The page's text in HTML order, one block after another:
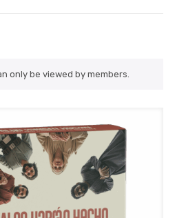
only be viewed by members.